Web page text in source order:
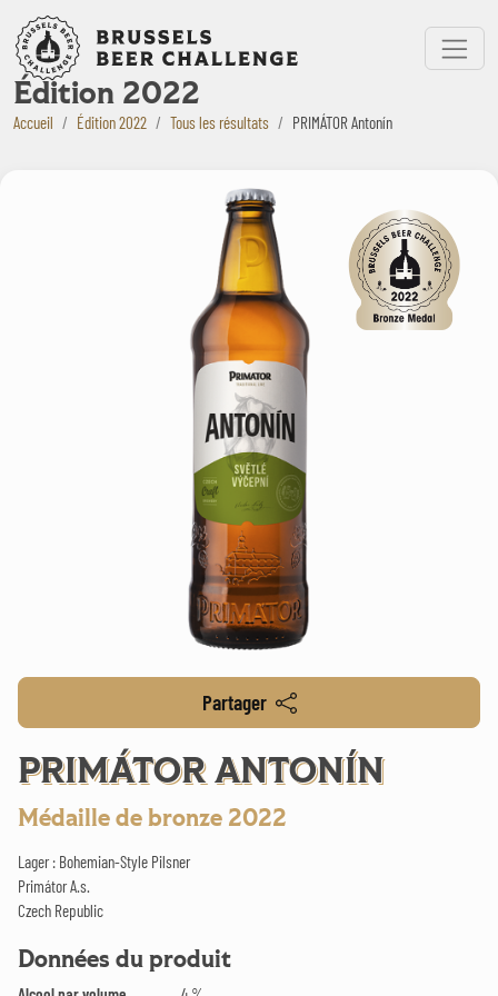
Bruxelles Beer Challenge
Menu
Édition 2022
Accueil Édition 2022 Tous les résultats PRIMÁTOR Antonín
Partager
PRIMÁTOR ANTONÍN
Médaille de bronze 2022
Lager : Bohemian-Style Pilsner
Primátor A.s.
Czech Republic
Données du produit